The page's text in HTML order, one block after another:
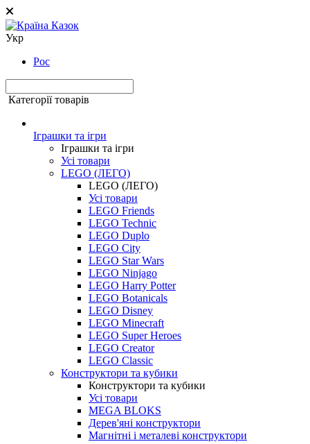
Укр
Рос
Категорії товарів
Іграшки та ігри
Іграшки та ігри
Усі товари
LEGO (ЛЕГО)
LEGO (ЛЕГО)
Усі товари
LEGO Friends
LEGO Technic
LEGO Duplo
LEGO City
LEGO Star Wars
LEGO Ninjago
LEGO Harry Potter
LEGO Botanicals
LEGO Disney
LEGO Minecraft
LEGO Super Heroes
LEGO Creator
LEGO Classic
Конструктори та кубики
Конструктори та кубики
Усі товари
MEGA BLOKS
Дерев'яні конструктори
Магнітні і металеві конструктори